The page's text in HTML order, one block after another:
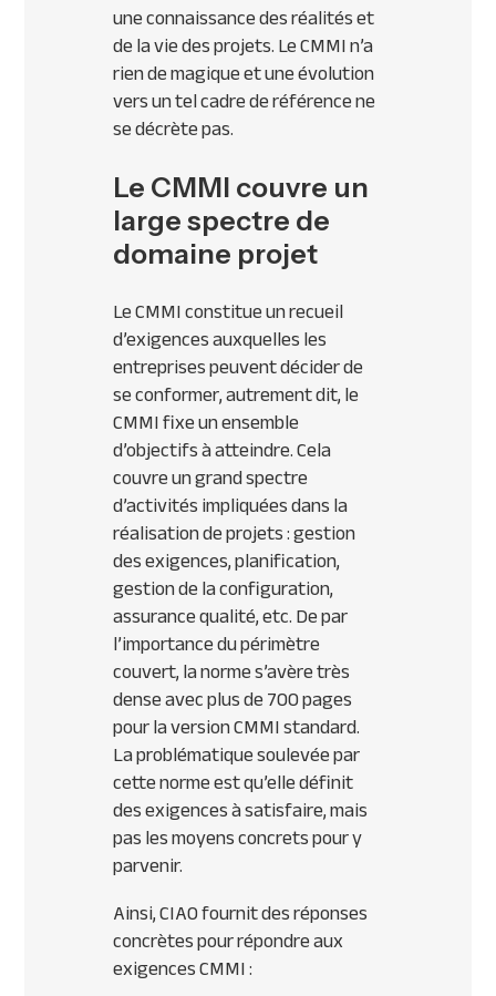
une connaissance des réalités et
de la vie des projets. Le CMMI n’a
rien de magique et une évolution
vers un tel cadre de référence ne
se décrète pas.
Le CMMI couvre un
large spectre de
domaine projet
Le CMMI constitue un recueil
d’exigences auxquelles les
entreprises peuvent décider de
se conformer, autrement dit, le
CMMI fixe un ensemble
d’objectifs à atteindre. Cela
couvre un grand spectre
d’activités impliquées dans la
réalisation de projets : gestion
des exigences, planification,
gestion de la configuration,
assurance qualité, etc. De par
l’importance du périmètre
couvert, la norme s’avère très
dense avec plus de 700 pages
pour la version CMMI standard.
La problématique soulevée par
cette norme est qu’elle définit
des exigences à satisfaire, mais
pas les moyens concrets pour y
parvenir.
Ainsi, CIAO fournit des réponses
concrètes pour répondre aux
exigences CMMI :